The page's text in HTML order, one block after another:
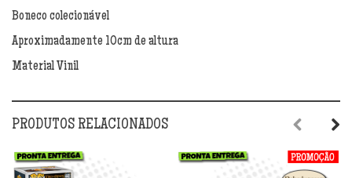
Eowyn
1743
CHASE
quantidade
Boneco colecionável
Aproximadamente 10cm de altura
Material Vinil
PRODUTOS RELACIONADOS
Previous
Next